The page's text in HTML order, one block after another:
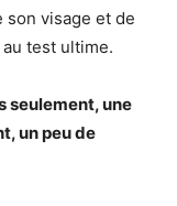
son visage et de
test ultime.
seulement, une
un peu de